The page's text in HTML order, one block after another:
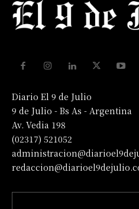
Diario El 9 de Julio
9 de Julio - Bs As - Argentina
Av. Vedia 198
(02317) 521052